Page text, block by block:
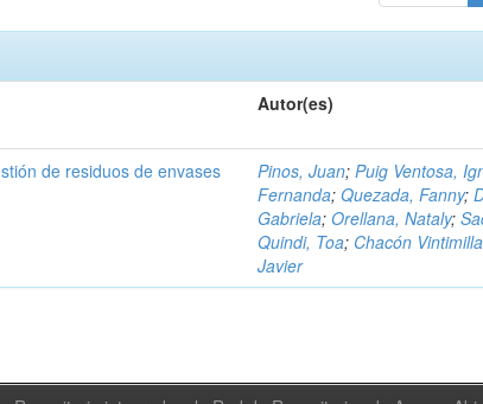
Autor(es)
de residuos de envases
Pinos, Juan;Puig Ventosa,
Fernanda;Quezada, Fanny;
Gabriela;Orellana, Nataly;
Quindi, Toa; Chacón
Javier